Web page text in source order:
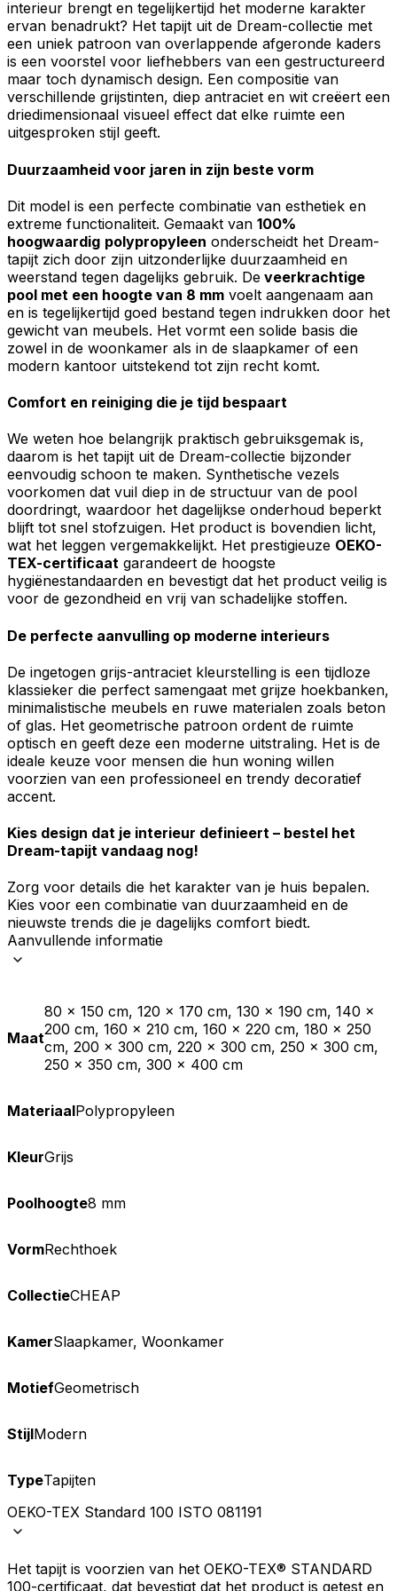
interieur brengt en tegelijkertijd het moderne karakter
ervan benadrukt? Het tapijt uit de Dream-collectie met
een uniek patroon van overlappende afgeronde kaders
is een voorstel voor liefhebbers van een gestructureerd
maar toch dynamisch design. Een compositie van
verschillende grijstinten, diep antraciet en wit creëert een
driedimensionaal visueel effect dat elke ruimte een
uitgesproken stijl geeft.
Duurzaamheid voor jaren in zijn beste vorm
Dit model is een perfecte combinatie van esthetiek en
extreme functionaliteit. Gemaakt van 100%
hoogwaardig polypropyleen onderscheidt het Dream-
tapijt zich door zijn uitzonderlijke duurzaamheid en
weerstand tegen dagelijks gebruik. De veerkrachtige
pool met een hoogte van 8 mm voelt aangenaam aan
en is tegelijkertijd goed bestand tegen indrukken door het
gewicht van meubels. Het vormt een solide basis die
zowel in de woonkamer als in de slaapkamer of een
modern kantoor uitstekend tot zijn recht komt.
Comfort en reiniging die je tijd bespaart
We weten hoe belangrijk praktisch gebruiksgemak is,
daarom is het tapijt uit de Dream-collectie bijzonder
eenvoudig schoon te maken. Synthetische vezels
voorkomen dat vuil diep in de structuur van de pool
doordringt, waardoor het dagelijkse onderhoud beperkt
blijft tot snel stofzuigen. Het product is bovendien licht,
wat het leggen vergemakkelijkt. Het prestigieuze OEKO-
TEX-certificaat garandeert de hoogste
hygiënestandaarden en bevestigt dat het product veilig is
voor de gezondheid en vrij van schadelijke stoffen.
De perfecte aanvulling op moderne interieurs
De ingetogen grijs-antraciet kleurstelling is een tijdloze
klassieker die perfect samengaat met grijze hoekbanken,
minimalistische meubels en ruwe materialen zoals beton
of glas. Het geometrische patroon ordent de ruimte
optisch en geeft deze een moderne uitstraling. Het is de
ideale keuze voor mensen die hun woning willen
voorzien van een professioneel en trendy decoratief
accent.
Kies design dat je interieur definieert – bestel het
Dream-tapijt vandaag nog!
Zorg voor details die het karakter van je huis bepalen.
Kies voor een combinatie van duurzaamheid en de
nieuwste trends die je dagelijks comfort biedt.
Aanvullende informatie
Maat
80 x 150 cm, 120 x 170 cm, 130 x 190 cm, 140 x
200 cm, 160 x 210 cm, 160 x 220 cm, 180 x 250
cm, 200 x 300 cm, 220 x 300 cm, 250 x 300 cm,
250 x 350 cm, 300 x 400 cm
MateriaalPolypropyleen
KleurGrijs
Poolhoogte8 mm
VormRechthoek
CollectieCHEAP
KamerSlaapkamer, Woonkamer
MotiefGeometrisch
StijlModern
TypeTapijten
OEKO-TEX Standard 100 ISTO 081191
Het tapijt is voorzien van het OEKO-TEX® STANDARD
100-certificaat, dat bevestigt dat het product is getest en
Accepteer alles